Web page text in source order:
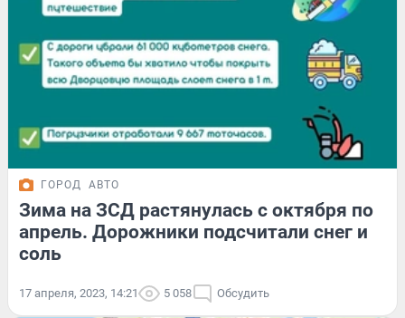
ГОРОД АВТО
Зима на ЗСД растянулась с октября по
апрель. Дорожники подсчитали снег и
соль
17 апреля, 2023, 14:21 5 058 Обсудить